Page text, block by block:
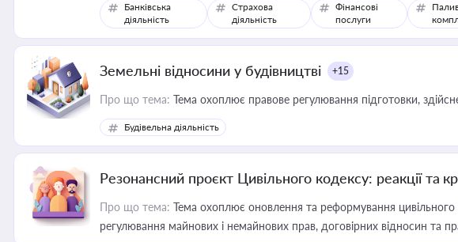
Банківська
діяльність
Страхова
діяльність
Фінансові
послуги
Земельні відносини у будівництві +15
Про що тема: Тема охоплює правове регулювання підготовки,
Будівельна діяльність
Резонансний проєкт Цивільного кодексу: реакції та
Про що тема: Тема охоплює оновлення та реформування
регулювання майнових і немайнових прав, договірних відносин та